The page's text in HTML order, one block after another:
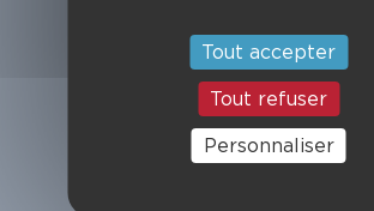
49, chemin de l'Armurié
C.S. 80123
31772 COLOMIERS CEDEX
Contactez-nous
Tout accepter
Tout refuser
Personnaliser